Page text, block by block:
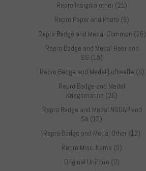
Repro Insignia other (21)
Repro Paper and Photo (9)
Repro Badge and Medal Common (26)
Repro Badge and Medal Heer and
SS (15)
Repro Badge and Medal Luftwaffe (9)
Repro Badge and Medal
Kriegsmarine (26)
Repro Badge and Medal NSDAP and
SA (13)
Repro Badge and Medal Other (12)
Repro Misc. Items (0)
Original Uniform (0)